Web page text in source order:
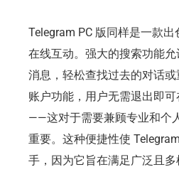
Telegram PC 版同样是一款
在线互动。强大的搜索功能
消息，轻松查找过去的对话
账户功能，用户无需退出即
——这对于需要兼顾专业和个
重要。这种便捷性使
手，因为它旨在满足广泛且多